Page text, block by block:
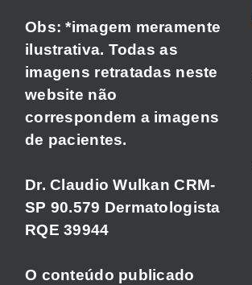
Obs: *imagem meramente
ilustrativa. Todas as
imagens retratadas neste
website não
correspondem a imagens
de pacientes.
Dr. Claudio Wulkan CRM-
SP 90.579 Dermatologista
RQE 39944
O conteúdo publicado